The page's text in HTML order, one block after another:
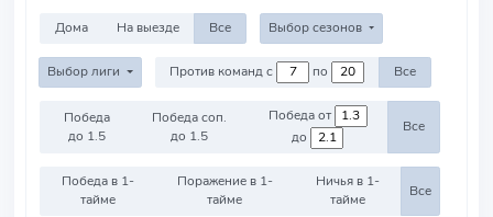
Дома На выезде Все Выбор сезонов
Выбор лиги Против команд с по Все
Победа
до 1.5
Победа соп.
до 1.5
Победа от
до
Все
Победа в 1-
тайме
Поражение в 1-
тайме
Ничья в 1-
тайме
Все